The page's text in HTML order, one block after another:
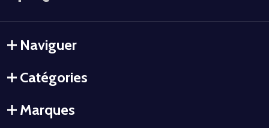
Naviguer
Catégories
Marques